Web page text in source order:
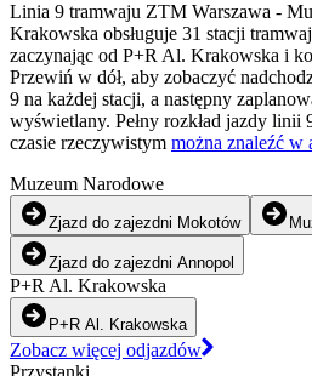
Linia 9 tramwaju ZTM Warszawa -
Krakowska obsługuje 31 stacji
zaczynając od P+R Al. Krakowska i
Przewiń w dół, aby zobaczyć
9 na każdej stacji, a następny
wyświetlany. Pełny rozkład jazdy
czasie rzeczywistym można znaleźć w
Muzeum Narodowe
Zjazd do zajezdni Mokotów
Zjazd do zajezdni Annopol
P+R Al. Krakowska
P+R Al. Krakowska
Zobacz więcej odjazdów